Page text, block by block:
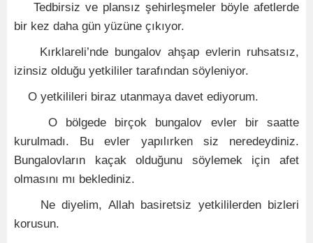
Tedbirsiz ve plansız şehirleşmeler böyle afetlerde
bir kez daha gün yüzüne çıkıyor.
Kırklareli’nde bungalov ahşap evlerin ruhsatsız,
izinsiz olduğu yetkililer tarafından söyleniyor.
O yetkilileri biraz utanmaya davet ediyorum.
O bölgede birçok bungalov evler bir saatte
kurulmadı. Bu evler yapılırken siz neredeydiniz.
Bungalovların kaçak olduğunu söylemek için afet
olmasını mı beklediniz.
Ne diyelim, Allah basiretsiz yetkililerden bizleri
korusun.